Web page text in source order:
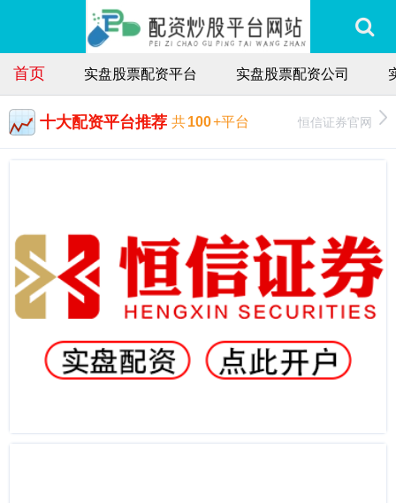
首页 实盘股票配资平台 实盘股票配资公司
十大配资平台推荐 共100+平台 恒信证券官网